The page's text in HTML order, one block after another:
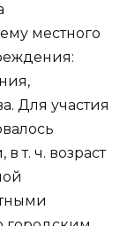
местного
Для участия
т. ч. возраст